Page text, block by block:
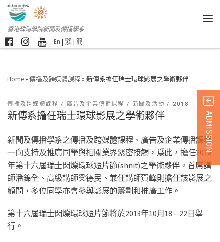
香港珠海學院新聞及傳播學系
En | 繁 | 簡
Home » 傳播及跨媒體課程 » 新傳系擔任瑞士環球影展之學術夥伴
傳播及跨媒體課程 廣告及企業傳播課程 新聞及活動 2018
新傳系擔任瑞士環球影展之學術夥伴
新聞及傳播學系之傳播及跨媒體課程、廣告及企業傳播課程
一向支持及推廣同學與相關業界緊密接觸，爲此，擔任2018
年第十六屆瑞士閃爍環球短片節(shnit)之學術夥伴。首席講
師潘錦全、高級講師梁德民、兼任講師賀峰則擔任該影展之
顧問，多位同學亦會參與影展的籌劃和推廣工作。
第十六屆瑞士閃爍環球短片節將於2018年10月18 – 22日舉
行。
ADMISSION